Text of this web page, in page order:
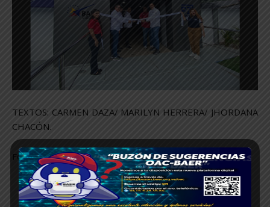
TEXTOS: CARMEN DAZA/ MARILYN HERRERA/ JHORDANA
CHACÓN.
FOTOS: JHORDANA CHACÓN.